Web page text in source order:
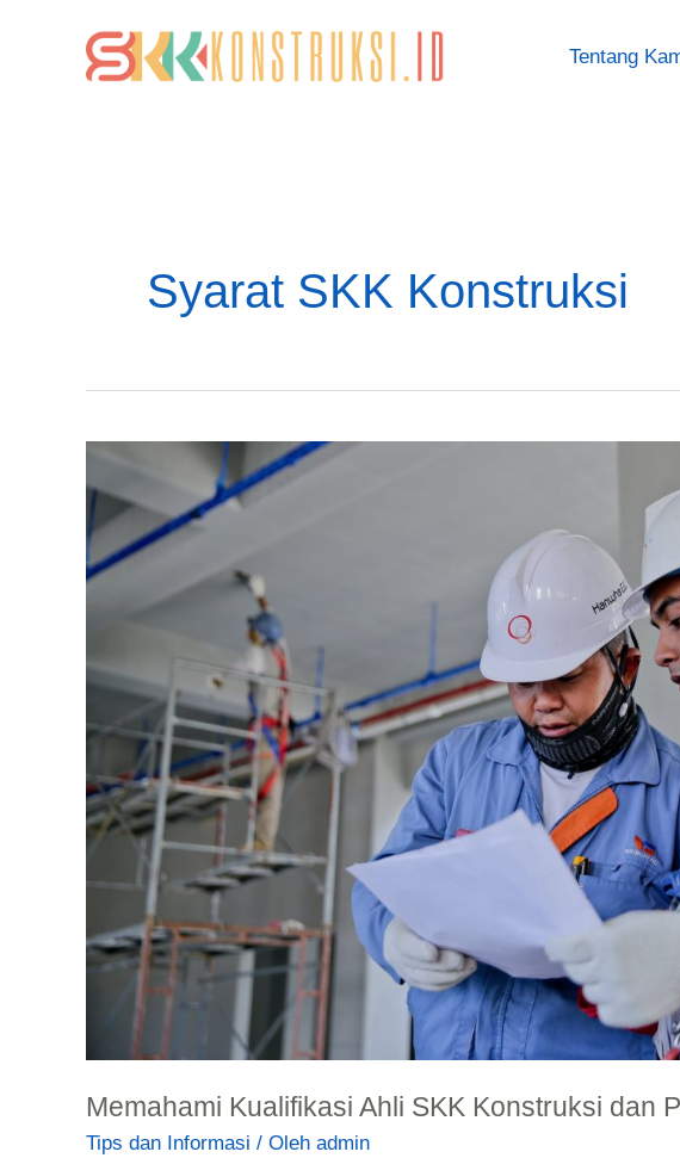
Tentang
Syarat SKK Konstruksi
Memahami Kualifikasi Ahli SKK Konstruksi dan
Tips dan Informasi / Oleh admin
Kualifikasi
Ahli
SKK
Konstruksi
Persyaratannya